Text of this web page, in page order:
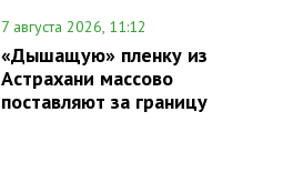
7 августа 2026, 11:12
«Дышащую» пленку из
Астрахани массово
поставляют за границу